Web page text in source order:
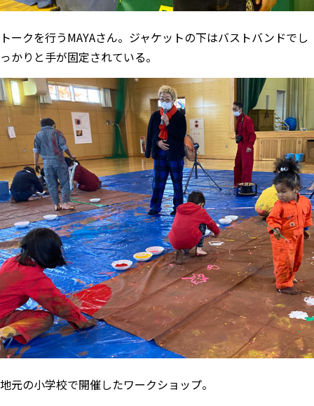
トークを行うMAYAさん。ジャケットの下はバストバンドでし
っかりと手が固定されている。
地元の小学校で開催したワークショップ。